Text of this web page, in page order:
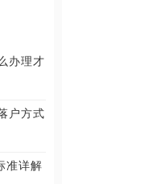
办理才
户方式
准详解